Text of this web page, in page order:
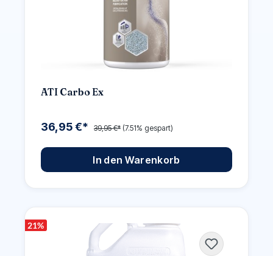
ATI Carbo Ex
36,95 €* 39,95 €* (7.51% gespart)
In den Warenkorb
21%